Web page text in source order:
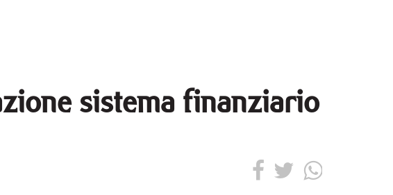
sistema finanziario